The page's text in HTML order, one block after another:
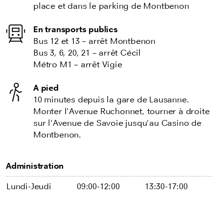
place et dans le parking de Montbenon
En transports publics
Bus 12 et 13 – arrêt Montbenon
Bus 3, 6, 20, 21 – arrêt Cécil
Métro M1 – arrêt Vigie
A pied
10 minutes depuis la gare de Lausanne.
Monter l'Avenue Ruchonnet, tourner à droite
sur l'Avenue de Savoie jusqu'au Casino de
Montbenon.
Administration
Lundi-Jeudi
09:00-12:00 13:30-17:00